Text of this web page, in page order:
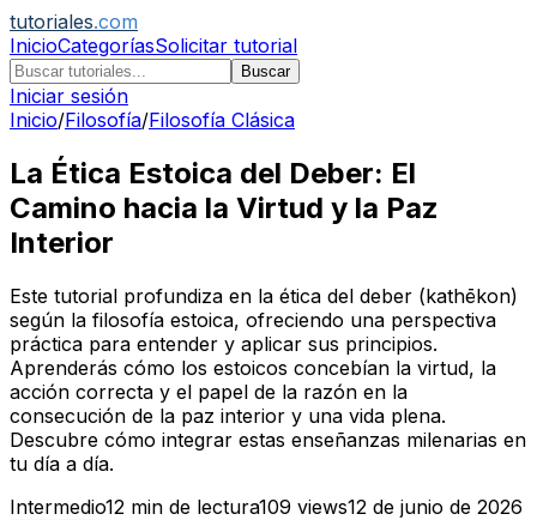
tutoriales.com
InicioCategoríasSolicitar tutorial
Buscar
Iniciar sesión
Inicio/Filosofía/Filosofía Clásica
La Ética Estoica del Deber: El
Camino hacia la Virtud y la Paz
Interior
Este tutorial profundiza en la ética del deber (kathēkon)
según la filosofía estoica, ofreciendo una perspectiva
práctica para entender y aplicar sus principios.
Aprenderás cómo los estoicos concebían la virtud, la
acción correcta y el papel de la razón en la
consecución de la paz interior y una vida plena.
Descubre cómo integrar estas enseñanzas milenarias en
tu día a día.
Intermedio12 min de lectura109 views12 de junio de 2026